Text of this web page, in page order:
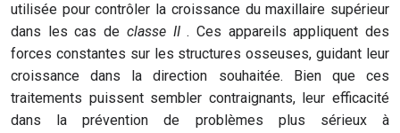
utilisée pour contrôler la croissance du maxillaire supérieur
dans les cas de classe II. Ces appareils appliquent des
forces constantes sur les structures osseuses, guidant leur
croissance dans la direction souhaitée. Bien que ces
traitements puissent sembler contraignants, leur efficacité
dans la prévention de problèmes plus sérieux à